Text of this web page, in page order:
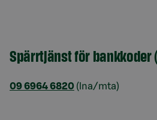
Spärrtjänst för bankkoder
09 6964 6820 (lna/mta)